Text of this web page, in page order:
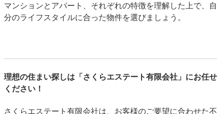
マンションとアパート、それぞれの特徴を理解した上で、自
分のライフスタイルに合った物件を選びましょう。
理想の住まい探しは「さくらエステート有限会社」にお任せ
ください！
さくらエステート有限会社は、お客様のご要望に合わせた不